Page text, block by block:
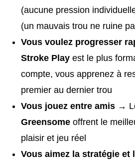
(aucune pression
(un mauvais trou ne ruine
Vous voulez progresser
Stroke Play est le plus
compte, vous apprenez à
premier au dernier trou
Vous jouez entre amis →
Greensome offrent le
plaisir et jeu réel
Vous aimez la stratégie et